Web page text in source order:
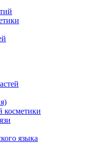
косметики
языка